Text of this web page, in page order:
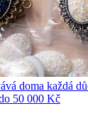
doma každá
50 000 Kč